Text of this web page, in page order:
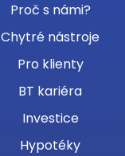
Proč s námi?
Chytré nástroje
Pro klienty
BT kariéra
Investice
Hypotéky